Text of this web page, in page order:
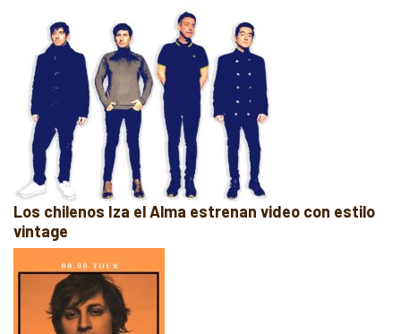
Los chilenos Iza el Alma estrenan video con estilo
vintage